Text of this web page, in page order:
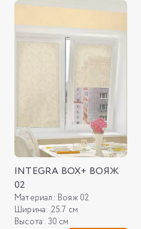
INTEGRA BOX+ ВОЯЖ
02
Материал: Вояж 02
Ширина: 25.7 см
Высота: 30 см